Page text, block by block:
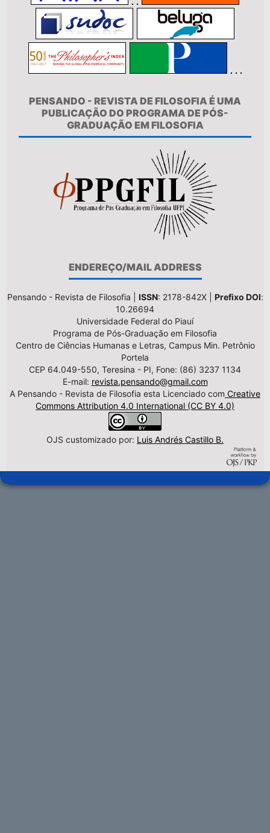
PENSANDO - REVISTA DE FILOSOFIA É UMA
PUBLICAÇÃO DO PROGRAMA DE PÓS-
GRADUAÇÃO EM FILOSOFIA
ENDEREÇO/MAIL ADDRESS
Pensando - Revista de Filosofia | ISSN: 2178-842X | Prefixo DOI:
10.26694
Universidade Federal do Piauí
Programa de Pós-Graduação em Filosofia
Centro de Ciências Humanas e Letras, Campus Min. Petrônio
Portela
CEP 64.049-550, Teresina - PI, Fone: (86) 3237 1134
E-mail: revista.pensando@gmail.com
A Pensando - Revista de Filosofia esta Licenciado com Creative
Commons Attribution 4.0 International (CC BY 4.0)
OJS customizado por: Luis Andrés Castillo B.